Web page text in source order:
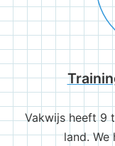
Vakwijs heeft 9
land. We